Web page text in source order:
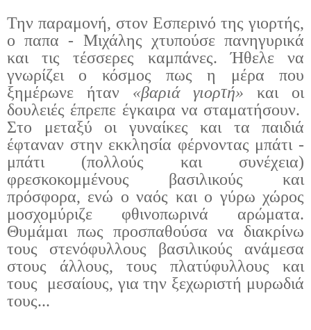
Την παραμονή, στον Εσπερινό της γιορτής,
ο παπα - Μιχάλης χτυπούσε πανηγυρικά
και τις τέσσερες καμπάνες. Ήθελε να
γνωρίζει ο κόσμος πως η μέρα που
ξημέρωνε ήταν «βαριά γιορτή»και οι
δουλειές έπρεπε έγκαιρα να σταματήσουν.
Στο μεταξύ οι γυναίκες και τα παιδιά
έφταναν στην εκκλησία φέρνοντας μπάτι -
μπάτι (πολλούς και συνέχεια)
φρεσκοκομμένους βασιλικούς και
πρόσφορα, ενώ ο ναός και ο γύρω χώρος
μοσχομύριζε φθινοπωρινά αρώματα.
Θυμάμαι πως προσπαθούσα να διακρίνω
τους στενόφυλλους βασιλικούς ανάμεσα
στους άλλους, τους πλατύφυλλους και
τους
μεσαίους, για την ξεχωριστή μυρωδιά
τους...